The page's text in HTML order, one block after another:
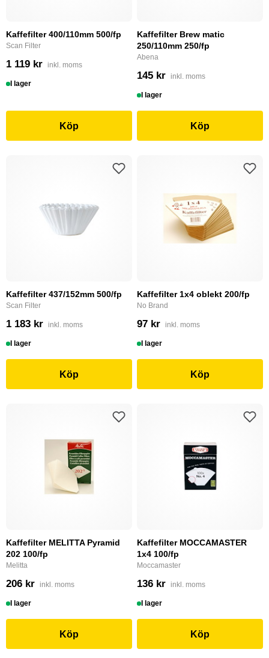
Kaffefilter 400/110mm 500/fp
Scan Filter
1 119 kr inkl. moms
I lager
Köp
Kaffefilter Brew matic
250/110mm 250/fp
Abena
145 kr inkl. moms
I lager
Köp
Kaffefilter 437/152mm 500/fp
Scan Filter
1 183 kr inkl. moms
I lager
Köp
Kaffefilter 1x4 oblekt 200/fp
No Brand
97 kr inkl. moms
I lager
Köp
Kaffefilter MELITTA Pyramid
202 100/fp
Melitta
206 kr inkl. moms
I lager
Köp
Kaffefilter MOCCAMASTER
1x4 100/fp
Moccamaster
136 kr inkl. moms
I lager
Köp